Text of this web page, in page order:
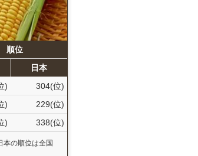
順位
日本
)
304(位)
)
229(位)
) 338(位)
本の順位は全国